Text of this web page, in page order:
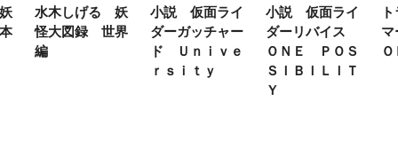
水木しげる 妖
怪大図録 世界
編
小説 仮面ライ
ダーガッチャー
ド Ｕｎｉｖｅ
ｒｓｉｔｙ
小説 仮面ライ
ダーリバイス
ＯＮＥ ＰＯＳ
ＳＩＢＩＬＩＴ
Ｙ